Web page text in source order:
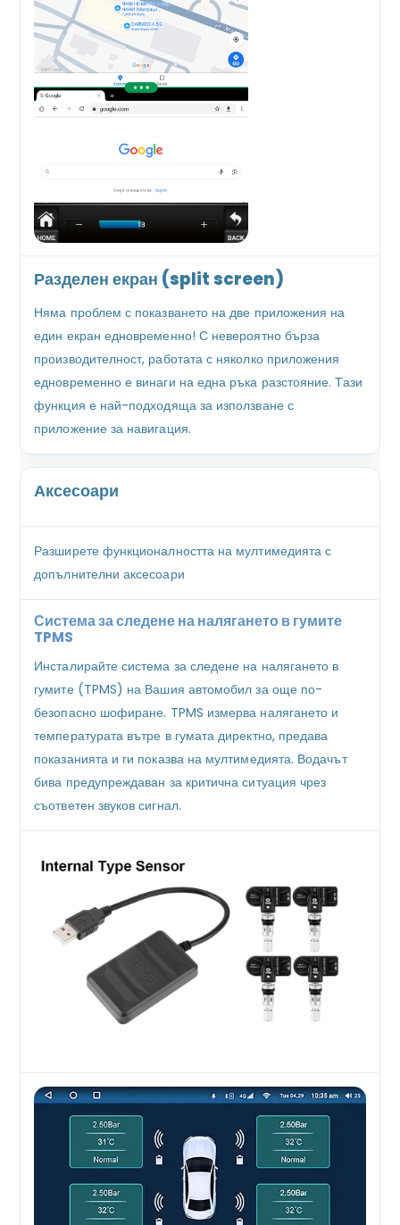
Разделен екран (split screen)
Няма проблем с показването на две приложения на
един екран едновременно! С невероятно бърза
производителност, работата с няколко приложения
едновременно е винаги на една ръка разстояние. Тази
функция е най-подходяща за използване с
приложение за навигация.
Аксесоари
Разширете функционалността на мултимедията с
допълнителни аксесоари
Система за следене на налягането в гумите
TPMS
Инсталирайте система за следене на налягането в
гумите (TPMS) на Вашия автомобил за още по-
безопасно шофиране. TPMS измерва налягането и
температурата вътре в гумата директно, предава
показанията и ги показва на мултимедията. Водачът
бива предупреждаван за критична ситуация чрез
съответен звуков сигнал.